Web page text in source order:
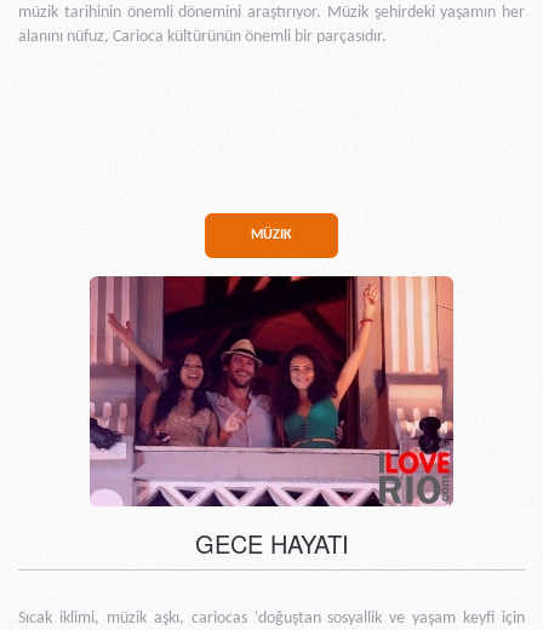
müzik tarihinin önemli dönemini araştırıyor. Müzik şehirdeki yaşamın her
alanını nüfuz, Carioca kültürünün önemli bir parçasıdır.
MÜZIK
GECE HAYATI
Sıcak iklimi, müzik aşkı, cariocas 'doğuştan sosyallik ve yaşam keyfi için